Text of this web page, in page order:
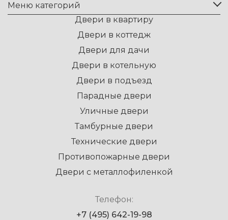
Меню категорий
Двери в квартиру
Двери в коттедж
Двери для дачи
Двери в котельную
Двери в подъезд
Парадные двери
Уличные двери
Тамбурные двери
Технические двери
Противопожарные двери
Двери с металлофиленкой
Телефон:
+7 (495) 642-19-98